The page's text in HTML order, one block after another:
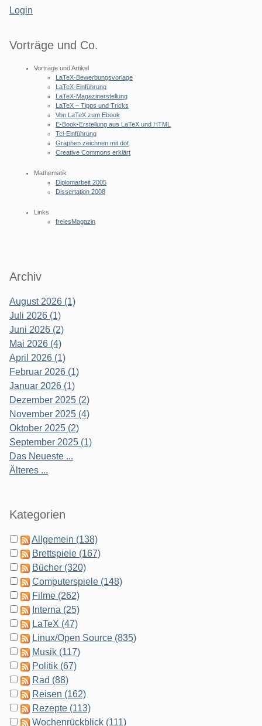
Login
Vorträge und Co.
Vorträge und Artikel
LaTeX-Bewerbungsvorlage
LaTeX-Einführung
LaTeX-Magazinerstellung
LaTeX – Tipps und Tricks
Von LaTeX zum Ebook
E-Book-Erstellung aus LaTeX und HTML
Tcl-Einführung
Graphen zeichnen mit dot
Creative Commons erklärt
Mathematik
Diplomarbeit 2005
Dissertation 2008
Links
freiesMagazin
Archiv
August 2026 (1)
Juli 2026 (1)
Juni 2026 (2)
Mai 2026 (4)
April 2026 (1)
Februar 2026 (1)
Januar 2026 (1)
Dezember 2025 (2)
November 2025 (4)
Oktober 2025 (2)
September 2025 (1)
Das Neueste ...
Älteres ...
Kategorien
Allgemein (138)
Brettspiele (167)
Bücher (320)
Computerspiele (148)
Filme (262)
Interna (25)
LaTeX (47)
Linux/Open Source (835)
Musik (117)
Politik (67)
Rad (88)
Reisen (162)
Rezepte (113)
Wochenrückblick (111)